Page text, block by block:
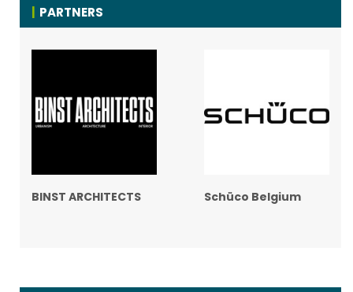
PARTNERS
BINST ARCHITECTS Schüco Belgium